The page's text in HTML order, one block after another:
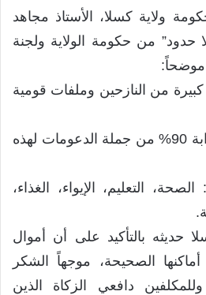
ولاية كسلا، الأستاذ مجاهد
من حكومة الولاية ولجنة
موضحاً:
كبيرة من النازحين وملفات قومية
• ديوان الزكاة غطى قرابة 90% من جملة الدعومات لهذه
التعليم، الإيواء، الغذاء،
حديثه بالتأكيد على أن أموال
الصحيحة، موجهاً الشكر
دافعي الزكاة الذين